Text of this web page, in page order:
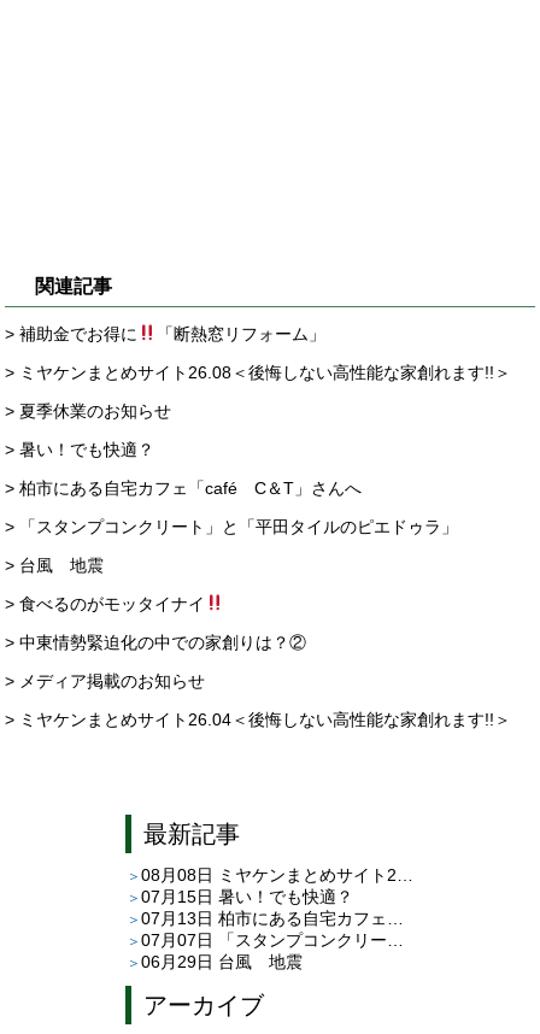
関連記事
> 補助金でお得に
「断熱窓リフォーム」
> ミヤケンまとめサイト26.08＜後悔しない高性能な家創れます!!＞
> 夏季休業のお知らせ
> 暑い！でも快適？
> 柏市にある自宅カフェ「café C＆T」さんへ
> 「スタンプコンクリート」と「平田タイルのピエドゥラ」
> 台風 地震
> 食べるのがモッタイナイ
> 中東情勢緊迫化の中での家創りは？②
> メディア掲載のお知らせ
> ミヤケンまとめサイト26.04＜後悔しない高性能な家創れます!!＞
最新記事
08月08日 ミヤケンまとめサイト26.08＜後悔しない高性能な家創れます!!＞
07月15日 暑い！でも快適？
07月13日 柏市にある自宅カフェ「café C＆T」さんへ
07月07日
「スタンプコンクリート」と「平田タイルのピエドゥラ」
06月29日 台風 地震
アーカイブ